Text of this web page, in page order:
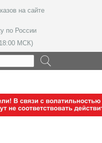
на сайте
по России
МСК)